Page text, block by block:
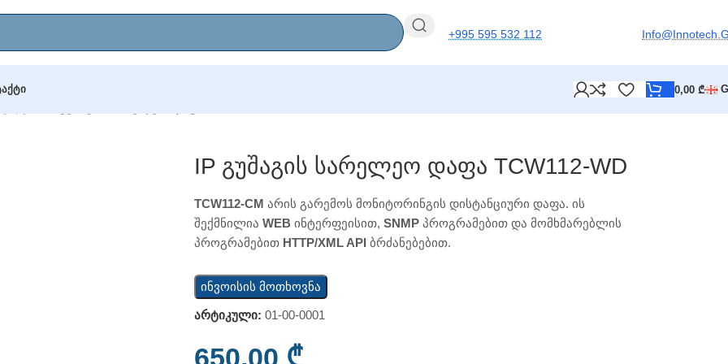
+995 595 532 112
0,00₾
IP Გუშაგის Სარელეო Დაფა TCW112-WD
TCW112-CM არის გარემოს მონიტორინგის დისტანციური დაფა. ის
შექმნილია WEB ინტერფეისით, SNMPპროგრამებით და მომხმარებლის
პროგრამებით HTTP/XML APIბრძანებებით.
ინვოისის მოთხოვნა
არტიკული: 01-00-0001
650,00 ₾